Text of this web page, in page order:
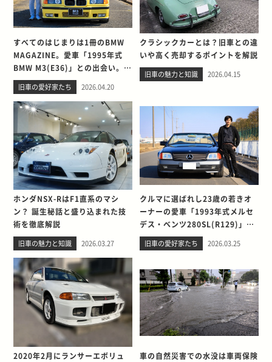
すべてのはじまりは1冊のBMW
MAGAZINE。愛車「1995年式
BMW M3(E36)」との出会い。そ
して別れを考える
旧車の愛好家たち 2026.04.20
クラシックカーとは？旧車との違
いや高く売却するポイントを解説
旧車の魅力と知識 2026.04.15
ホンダNSX-RはF1直系のマシ
ン？ 誕生秘話と盛り込まれた技
術を徹底解説
旧車の魅力と知識 2026.03.27
クルマに選ばれし23歳の若きオ
ーナーの愛車「1993年式メルセ
デス・ベンツ280SL(R129)」と
の出会い。そして別れを考える
旧車の愛好家たち 2026.03.25
2020年2月にランサーエボリュ
車の自然災害での水没は車両保険